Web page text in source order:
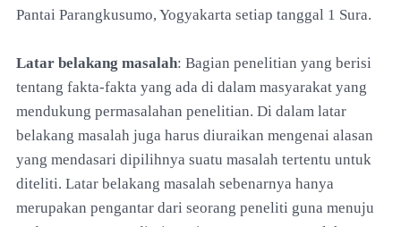
Pantai Parangkusumo, Yogyakarta setiap tanggal 1 Sura.
Latar belakang masalah: Bagian penelitian yang berisi
tentang fakta-fakta yang ada di dalam masyarakat yang
mendukung permasalahan penelitian. Di dalam latar
belakang masalah juga harus diuraikan mengenai alasan
yang mendasari dipilihnya suatu masalah tertentu untuk
diteliti. Latar belakang masalah sebenarnya hanya
merupakan pengantar dari seorang peneliti guna menuju